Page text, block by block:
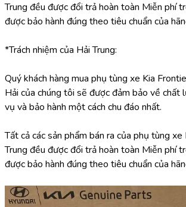
Trung đều được đổi trả hoàn toàn Miễn phí
được bảo hành đúng theo tiêu chuẩn của
*Trách nhiệm của Hải Trung:
Quý khách hàng mua phụ tùng xe Kia
Hải của chúng tôi sẽ được đảm bảo về chất
vụ và bảo hành một cách chu đáo nhất.
Tất cả các sản phẩm bán ra của phụ tùng
Trung đều được đổi trả hoàn toàn Miễn phí
được bảo hành đúng theo tiêu chuẩn của